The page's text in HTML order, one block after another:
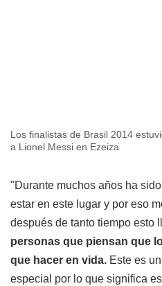
Los finalistas de Brasil 2014
a Lionel Messi en Ezeiza
"Durante muchos años ha
estar en este lugar y por eso
después de tanto tiempo esto
personas que piensan que
que hacer en vida. Este es
especial por lo que significa